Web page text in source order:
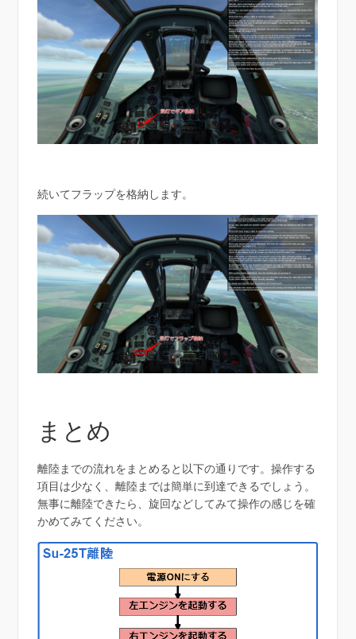
続いてフラップを格納します。
まとめ
離陸までの流れをまとめると以下の通りです。操作する
項目は少なく、離陸までは簡単に到達できるでしょう。
無事に離陸できたら、旋回などしてみて操作の感じを確
かめてみてください。